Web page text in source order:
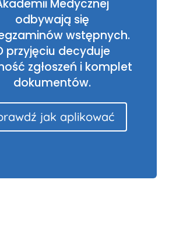
Medycznej
odbywają się
wstępnych.
przyjęciu decyduje
zgłoszeń i komplet
dokumentów.
jak aplikować